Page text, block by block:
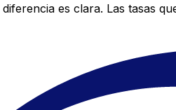
es clara. Las tasas